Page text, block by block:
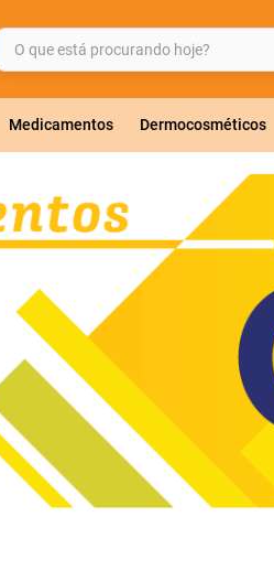
que está procurando hoje?
Medicamentos Dermocosméticos
BUSCADOS
20mg